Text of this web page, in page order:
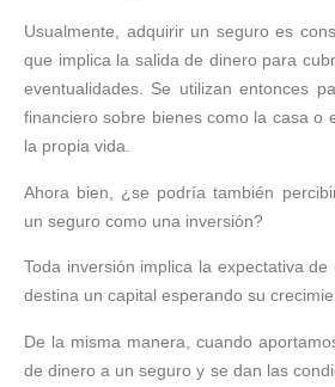
Usualmente, adquirir un seguro es
que implica la salida de dinero para
eventualidades. Se utilizan entonces
financiero sobre bienes como la casa o
la propia vida.
Ahora bien, ¿se podría también
un seguro como una inversión?
Toda inversión implica la expectativa
destina un capital esperando su
De la misma manera, cuando
de dinero a un seguro y se dan las